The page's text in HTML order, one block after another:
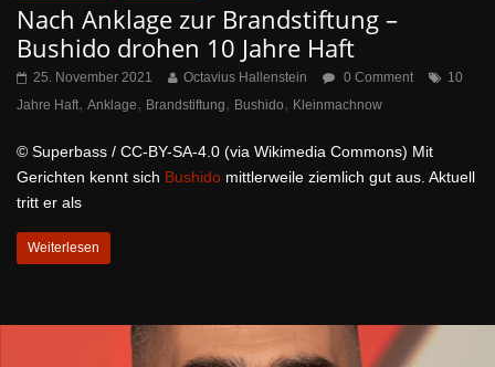
Nach Anklage zur Brandstiftung –
Bushido drohen 10 Jahre Haft
25. November 2021 Octavius Hallenstein 0 Comment
10
Jahre Haft, Anklage, Brandstiftung, Bushido, Kleinmachnow
© Superbass / CC-BY-SA-4.0 (via Wikimedia Commons) Mit
Gerichten kennt sich Bushido mittlerweile ziemlich gut aus. Aktuell
tritt er als
Weiterlesen